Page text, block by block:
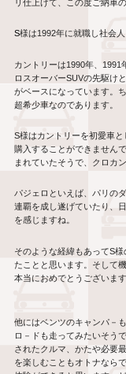
リ仕上げて、この度ご納車
S様は1992年に就職し社会人
カントリーは1990年、 1991
ロスオーバーSUVの先駆け
がベースになっています。
超希少車なのであります。
S様はカントリーを初愛車
購入することができません
まれていたそうで、クロカ
パジェロといえば、パリの
連覇を成し遂げていたり、
を感じますね。
そのような経緯もあってS様
たことと思います。そして
本当におめでとうございます
他にはベンツのキャンパ－
ロ－ドも走ってみたいそう
されたクルマ、かたや必要
を楽しむこともオトナなら